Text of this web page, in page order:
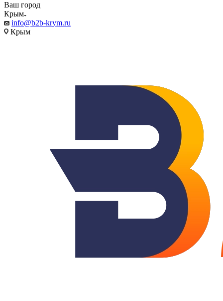
Ваш город
Крым
info@b2b-krym.ru
Крым